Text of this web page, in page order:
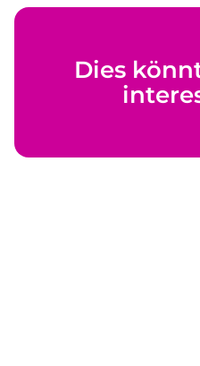
Dies